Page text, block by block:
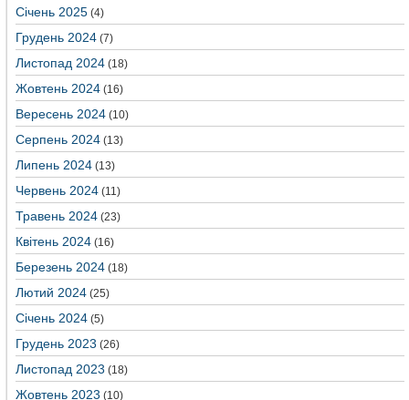
Січень 2025 (4)
Грудень 2024 (7)
Листопад 2024 (18)
Жовтень 2024 (16)
Вересень 2024 (10)
Серпень 2024 (13)
Липень 2024 (13)
Червень 2024 (11)
Травень 2024 (23)
Квітень 2024 (16)
Березень 2024 (18)
Лютий 2024 (25)
Січень 2024 (5)
Грудень 2023 (26)
Листопад 2023 (18)
Жовтень 2023 (10)